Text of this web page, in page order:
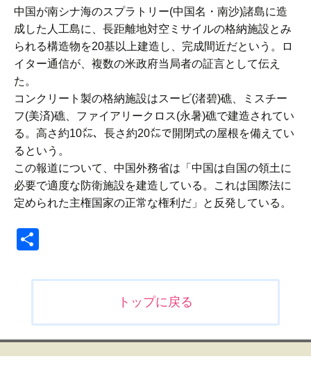
中国が南シナ海のスプラトリー(中国名・南沙)諸島に造
成した人工島に、長距離地対空ミサイルの格納施設とみ
られる構造物を20基以上建造し、完成間近だという。ロ
イター通信が、複数の米政府当局者の証言として伝え
た。
コンクリート製の格納施設はスービ(渚碧)礁、ミスチー
フ(美済)礁、ファイアリークロス(永暑)礁で建造されてい
る。高さ約10㍍、長さ約20㍍で開閉式の屋根を備えてい
るという。
この報道について、中国外務省は「中国は自国の領土に
必要で適度な防衛施設を建造している。これは国際法に
定められた主権国家の正常な権利だ」と反発している。
ビ
ゲ
トップに戻る